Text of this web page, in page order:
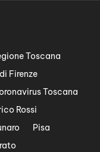
Toscana
Firenze
Toscana
Rossi
Pisa